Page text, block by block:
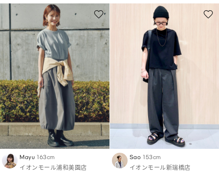
Mayu 163cm
イオンモール浦和美園店
Sao 153cm
イオンモール新瑞橋店